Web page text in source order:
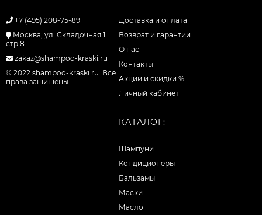
+7 (495) 208-75-89
Москва, ул. Складочная 1
стр 8
zakaz@shampoo-kraski.ru
© 2022 shampoo-kraski.ru. Все
права защищены.
Доставка и оплата
Возврат и гарантии
О нас
Контакты
Акции и скидки %
Личный кабинет
КАТАЛОГ:
Шампуни
Кондиционеры
Бальзамы
Маски
Масло